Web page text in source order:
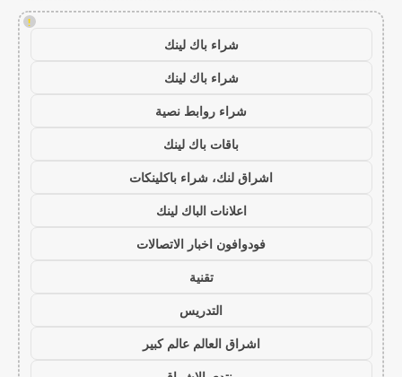
!
شراء باك لينك
شراء باك لينك
شراء روابط نصية
باقات باك لينك
اشراق لنك، شراء باكلينكات
اعلانات الباك لينك
فودوافون اخبار الاتصالات
تقنية
التدريس
اشراق العالم عالم كبير